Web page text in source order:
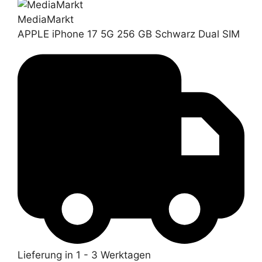
MediaMarkt
APPLE iPhone 17 5G 256 GB Schwarz Dual SIM
Lieferung in 1 - 3 Werktagen